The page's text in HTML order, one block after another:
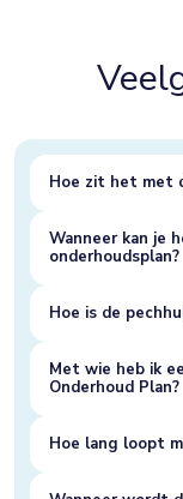
Hoe zit het met
Wanneer kan je
onderhoudsplan?
Hoe is de
Met wie heb ik
Onderhoud Plan?
Hoe lang loopt